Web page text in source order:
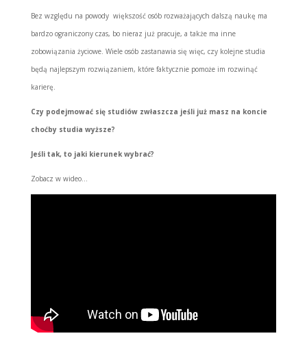
Bez względu na powody większość osób rozważających dalszą naukę ma
bardzo ograniczony czas, bo nieraz już pracuje, a także ma inne
zobowiązania życiowe. Wiele osób zastanawia się więc, czy kolejne studia
będą najlepszym rozwiązaniem, które faktycznie pomoże im rozwinąć
karierę.
Czy podejmować się studiów zwłaszcza jeśli już masz na koncie
choćby studia wyższe?
Jeśli tak, to jaki kierunek wybrać?
Zobacz w wideo…